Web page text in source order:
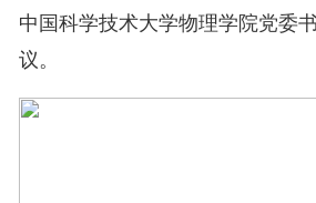
中国科学技术大学物理学院党委
议。